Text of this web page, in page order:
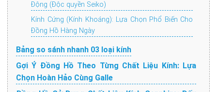
Động (Độc quyền Seiko)
Kính Cứng (Kính Khoáng): Lựa Chọn Phổ Biến Cho
Đồng Hồ Hàng Ngày
Bảng so sánh nhanh 03 loại kính
Gợi Ý Đồng Hồ Theo Từng Chất Liệu Kính: Lựa
Chọn Hoàn Hảo Cùng Galle